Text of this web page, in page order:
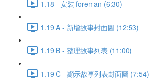
1.18 - 安裝 foreman (6:30)
1.19 A - 新增故事封面圖 (12:53)
1.19 B - 整理故事列表 (11:00)
1.19 C - 顯示故事列表封面圖 (7:54)